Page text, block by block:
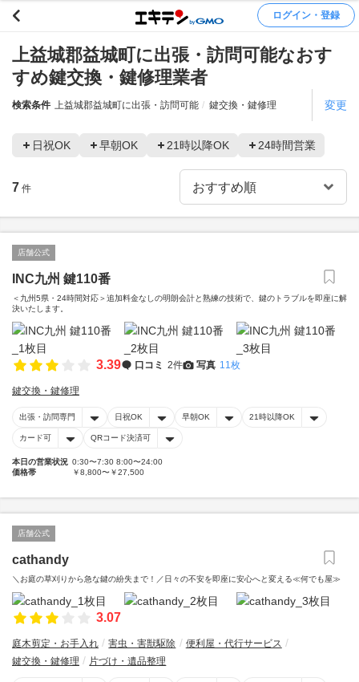
ログイン・登録
上益城郡益城町に出張・訪問可能なおす
すめ鍵交換・鍵修理業者
検索条件 上益城郡益城町に出張・訪問可能 鍵交換・鍵修理 変更
日祝OK 早朝OK 21時以降OK 24時間営業
7 件
店舗公式
INC九州 鍵110番
＜九州5県・24時間対応＞追加料金なしの明朗会計と熟練の技術で、鍵のトラブルを即座に解
決いたします。
3.39 口コミ 2件 写真 11枚
鍵交換・鍵修理
出張・訪問専門 日祝OK 早朝OK 21時以降OK
カード可 QRコード決済可
本日の営業状況 0:30〜7:30 8:00〜24:00
価格帯
￥8,800〜￥27,500
店舗公式
cathandy
＼お庭の草刈りから急な鍵の紛失まで！／日々の不安を即座に安心へと変える≪何でも屋≫
3.07
庭木剪定・お手入れ 害虫・害獣駆除
便利屋・代行サービス
鍵交換・鍵修理
片づけ・遺品整理